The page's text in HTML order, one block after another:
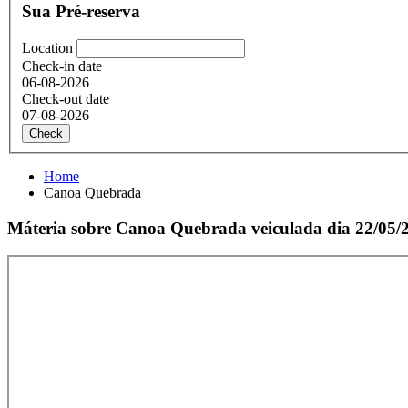
Sua Pré-reserva
Location
Check-in date
06-08-2026
Check-out date
07-08-2026
Check
Home
Canoa Quebrada
Máteria sobre Canoa Quebrada veiculada dia 22/05/